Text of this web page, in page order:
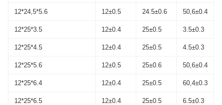
12*24,5*5.6 12±0.5 24.5±0.6 50,6±0.4
12*25*3.5 12±0.4 25±0.5 3.5±0.3
12*25*4.5 12±0.4 25±0.5 4.5±0.3
12*25*5.6 12±0.5 25±0.6 50,6±0.4
12*25*6.4 12±0.4 25±0.5 60,4±0.3
12*25*6.5 12±0.4 25±0.5 6.5±0.3